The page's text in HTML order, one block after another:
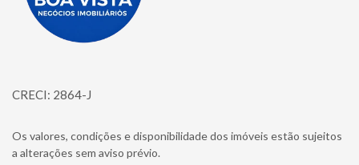
CRECI: 2864-J
Os valores, condições e disponibilidade dos imóveis estão sujeitos
a alterações sem aviso prévio.